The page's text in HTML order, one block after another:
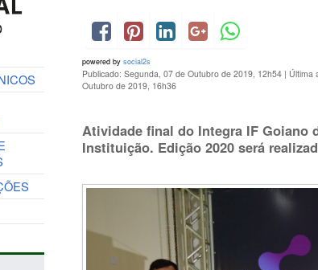
powered by social2s
Publicado: Segunda, 07 de Outubro de 2019, 12h54 | Última
Outubro de 2019, 16h36
Atividade final do Integra IF Goiano
Instituição. Edição 2020 será